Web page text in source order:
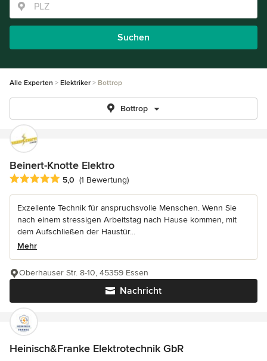
Suchen
Alle Experten Elektriker Bottrop
Bottrop
Beinert-Knotte Elektro
Durchschnittliche Bewertung: 5 von 5 Sternen
5,0 (1 Bewertung)
Exzellente Technik für anspruchsvolle Menschen. Wenn Sie
nach einem stressigen Arbeitstag nach Hause kommen, mit
dem Aufschließen der Haustür...
Mehr
Nachricht
Oberhauser Str. 8-10, 45359 Essen
Heinisch&Franke Elektrotechnik GbR